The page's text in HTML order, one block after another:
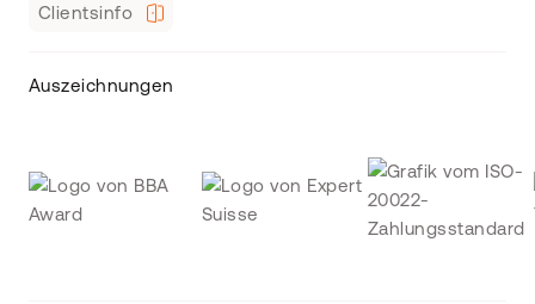
Clientsinfo
Auszeichnungen